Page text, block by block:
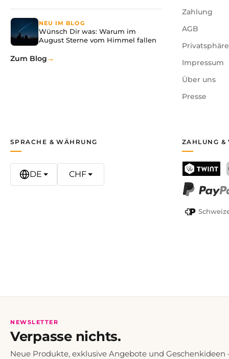
NEU IM BLOG
Wünsch Dir was: Warum im
August Sterne vom Himmel fallen
Zum Blog
Zahlung
AGB
Impressum
Über uns
Presse
ZAHLUNG &
TWINT
SPRACHE & WÄHRUNG
DE CHF
NEWSLETTER
Verpasse nichts.
Neue Produkte, exklusive Angebote und